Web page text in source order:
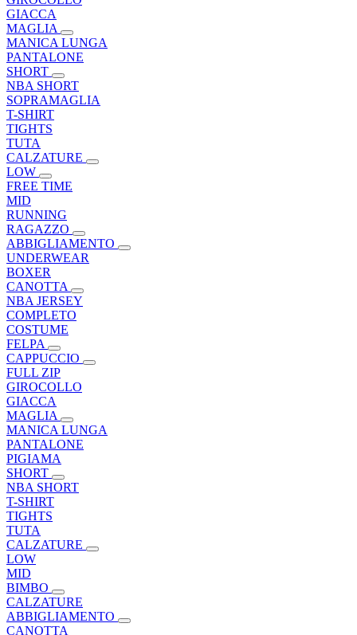
GIACCA
MAGLIA
MANICA LUNGA
PANTALONE
SHORT
NBA SHORT
SOPRAMAGLIA
T-SHIRT
TIGHTS
TUTA
CALZATURE
LOW
FREE TIME
MID
RUNNING
RAGAZZO
ABBIGLIAMENTO
UNDERWEAR
BOXER
CANOTTA
NBA JERSEY
COMPLETO
COSTUME
FELPA
CAPPUCCIO
FULL ZIP
GIROCOLLO
GIACCA
MAGLIA
MANICA LUNGA
PANTALONE
PIGIAMA
SHORT
NBA SHORT
T-SHIRT
TIGHTS
TUTA
CALZATURE
LOW
MID
BIMBO
CALZATURE
ABBIGLIAMENTO
CANOTTA